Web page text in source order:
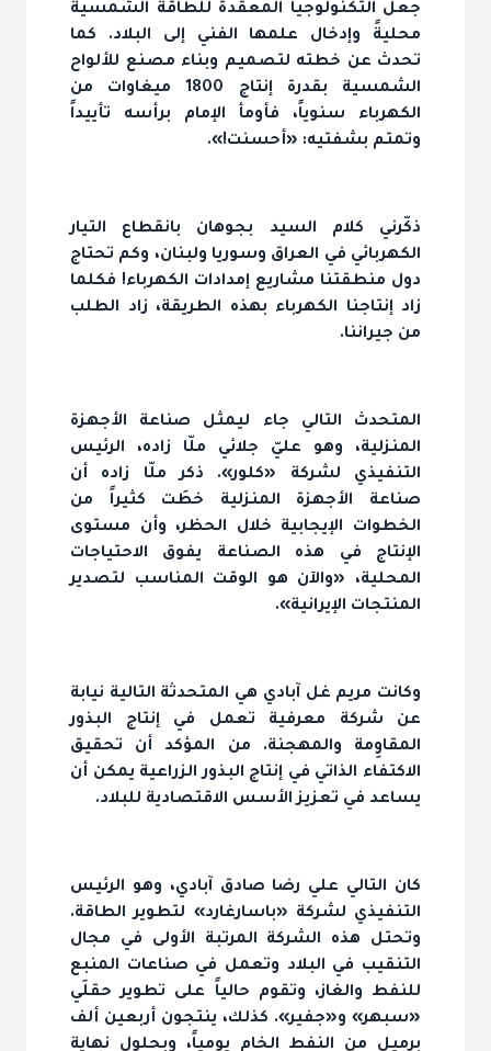
جعل التكنولوجيا المعقدة للطاقة الشمسية
محليةً وإدخال علمها الفني إلى البلاد. كما
تحدث عن خطته لتصميم وبناء مصنع للألواح
الشمسية بقدرة إنتاج 1800 ميغاوات من
الكهرباء سنوياً، فأومأ الإمام برأسه تأييداً
وتمتم بشفتيه: «أحسنت!».
ذكّرني كلام السيد بجوهان بانقطاع التيار
الكهربائي في العراق وسوريا ولبنان، وكم تحتاج
دول منطقتنا مشاريع إمدادات الكهرباء! فكلما
زاد إنتاجنا الكهرباء بهذه الطريقة، زاد الطلب
من جيراننا.
المتحدث التالي جاء ليمثل صناعة الأجهزة
المنزلية، وهو عليّ جلائي ملّا زاده، الرئيس
التنفيذي لشركة «كلور». ذكر ملّا زاده أن
صناعة الأجهزة المنزلية خطَت كثيراً من
الخطوات الإيجابية خلال الحظر، وأن مستوى
الإنتاج في هذه الصناعة يفوق الاحتياجات
المحلية، «والآن هو الوقت المناسب لتصدير
المنتجات الإيرانية».
وكانت مريم غل آبادي هي المتحدثة التالية نيابة
عن شركة معرفية تعمل في إنتاج البذور
المقاوِمة والمهجنة. من المؤكد أن تحقيق
الاكتفاء الذاتي في إنتاج البذور الزراعية يمكن أن
يساعد في تعزيز الأسس الاقتصادية للبلاد.
كان التالي علي رضا صادق آبادي، وهو الرئيس
التنفيذي لشركة «باسارغارد» لتطوير الطاقة.
وتحتل هذه الشركة المرتبة الأولى في مجال
التنقيب في البلاد وتعمل في صناعات المنبع
للنفط والغاز، وتقوم حالياً على تطوير حقلَي
«سبهر» و«جفير». كذلك، ينتجون أربعين ألف
برميل من النفط الخام يومياً، وبحلول نهاية